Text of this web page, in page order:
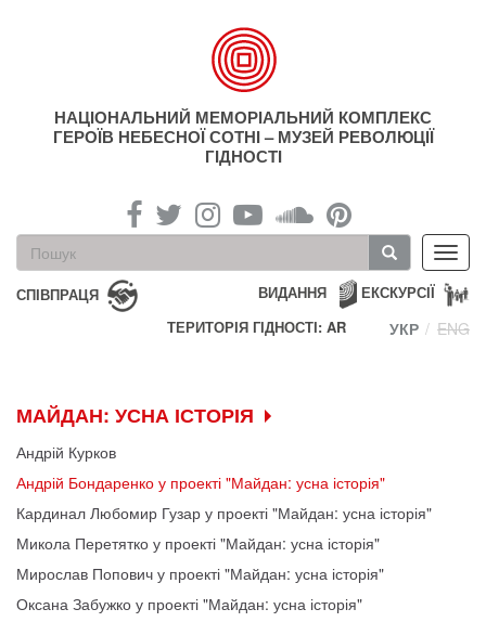
НАЦІОНАЛЬНИЙ МЕМОРІАЛЬНИЙ КОМПЛЕКС
ГЕРОЇВ НЕБЕСНОЇ СОТНІ – МУЗЕЙ РЕВОЛЮЦІЇ
ГІДНОСТІ
Пошукова
форма
Пошук
СПІВПРАЦЯ ЕКСКУРСІЇ
ВИДАННЯ
ТЕРИТОРІЯ ГІДНОСТІ: AR
УКР ENG
МАЙДАН: УСНА ІСТОРІЯ
Андрій Курков
Андрій Бондаренко у проекті "Майдан: усна історія"
Кардинал Любомир Гузар у проекті "Майдан: усна історія"
Микола Перетятко у проекті "Майдан: усна історія"
Мирослав Попович у проекті "Майдан: усна історія"
Оксана Забужко у проекті "Майдан: усна історія"